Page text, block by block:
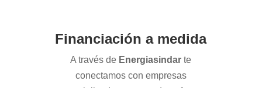
Financiación a medida
A través de Energiasindar te
conectamos con empresas